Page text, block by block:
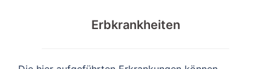
Erbkrankheiten